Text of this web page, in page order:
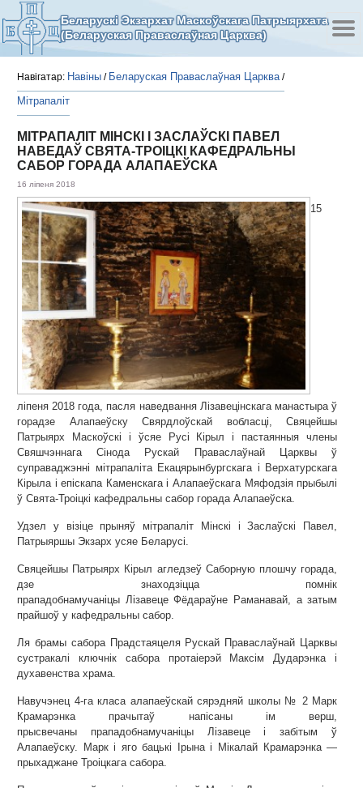
Беларускі Экзархат Маскоўскага Патрыярхата
(Беларуская Праваслаўная Царква)
Навігатар: Навіны / Беларуская Праваслаўная Царква/
Мітрапаліт
МІТРАПАЛІТ МІНСКІ І ЗАСЛАЎСКІ ПАВЕЛ
НАВЕДАЎ СВЯТА-ТРОІЦКІ КАФЕДРАЛЬНЫ
САБОР ГОРАДА АЛАПАЕЎСКА
16 ліпеня 2018
15
ліпеня 2018 года, пасля наведвання Лізавецінскага манастыра ў
горадзе Алапаеўску Свярдлоўскай вобласці, Свяцейшы
Патрыярх Маскоўскі і ўсяе Русі Кірыл і пастаянныя члены
Свяшчэннага Сінода Рускай Праваслаўнай Царквы ў
суправаджэнні мітрапаліта Екацярынбургскага і Верхатурскага
Кірыла і епіскапа Каменскага і Алапаеўскага Мяфодзія прыбылі
ў Свята-Троіцкі кафедральны сабор горада Алапаеўска.
Удзел у візіце прыняў мітрапаліт Мінскі і Заслаўскі Павел,
Патрыяршы Экзарх усяе Беларусі.
Свяцейшы Патрыярх Кірыл агледзеў Саборную плошчу горада,
дзе знаходзіцца помнік
прападобнамучаніцы Лізавеце Фёдараўне Раманавай, а затым
прайшоў у кафедральны сабор.
Ля брамы сабора Прадстаяцеля Рускай Праваслаўнай Царквы
сустракалі ключнік сабора протаіерэй Максім Дударэнка і
духавенства храма.
Навучэнец 4-га класа алапаеўскай сярэдняй школы № 2 Марк
Крамарэнка прачытаў напісаны ім верш,
прысвечаны прападобнамучаніцы Лізавеце і забітым ў
Алапаеўску. Марк і яго бацькі Ірына і Мікалай Крамарэнка —
прыхаджане Троіцкага сабора.